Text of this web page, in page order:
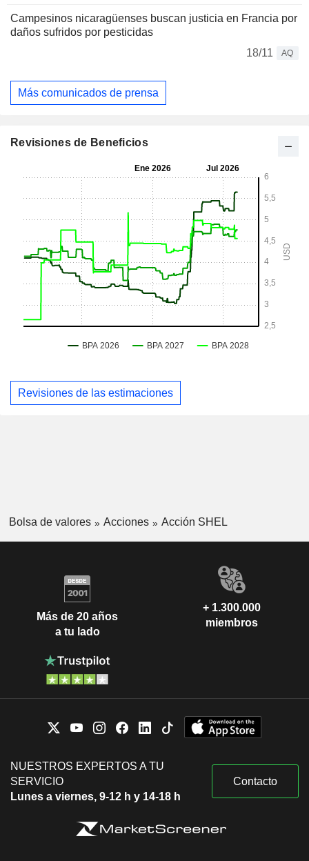
Campesinos nicaragüenses buscan justicia en Francia por
daños sufridos por pesticidas
18/11
AQ
Más comunicados de prensa
Revisiones de Beneficios
Revisiones de las estimaciones
Bolsa de valores Acciones Acción SHEL
Más de 20 años
a tu lado
+ 1.300.000
miembros
NUESTROS EXPERTOS A TU
SERVICIO
Lunes a viernes, 9-12 h y 14-18 h
Contacto